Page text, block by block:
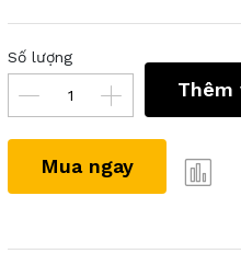
Số lượng
Thêm
Mua ngay